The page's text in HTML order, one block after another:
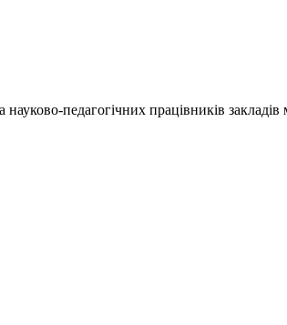
педагогічних працівників закладів